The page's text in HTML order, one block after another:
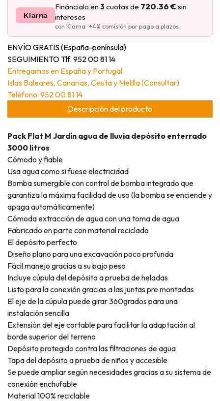
Klarna
Fináncialo en3 cuotas de 720.36 € sin
intereses
con Klarna · +4% comisión por pago a plazos
ENVÍO GRATIS (España-península)
SEGUIMIENTO Tlf. 952 00 81 14
Entregamos en España y Portugal
Islas Baleares, Canarias, Ceuta y Melilla (Consultar)
Teléfono: 952 00 81 14
Descripción del producto
Pack Flat M Jardín agua de lluvia depósito enterrado
3000 litros
Cómodo y fiable
Usa agua como si fuese electricidad
Bomba sumergible con control de bomba integrado que
garantiza la máxima facilidad de uso (la bomba se enciende y
apaga automáticamente)
Cómoda extracción de agua con una toma de agua
Fabricado en parte con material reciclado
El depósito perfecto
Diseño plano para una excavación poco profunda
Fácil manejo gracias a su bajo peso
Incluye cúpula del depósito a prueba de heladas
Listo para la conexión gracias a las juntas pre montadas
El eje de la cúpula puede girar 360grados para una
instalación sencilla
Extensión del eje cortable para facilitar la adaptación al
borde superior del terreno
Depósito protegido contra las filtraciones de agua
Tapa del depósito a prueba de niños y accesible
Se puede ampliar según necesidades gracias a su sistema de
conexión enchufable
Material 100% reciclable